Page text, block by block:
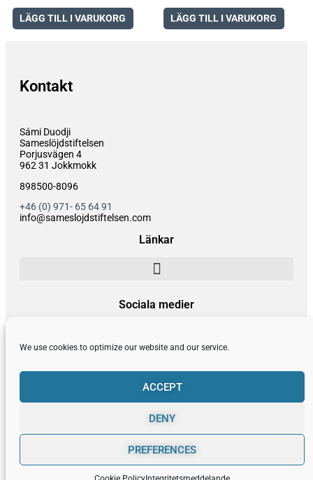
We use cookies to optimize our website and our service.
ACCEPT
DENY
PREFERENCES
LÄGG TILL I VARUKORG LÄGG TILL I VARUKORG
Kontakt
Sámi Duodji
Sameslöjdstiftelsen
Porjusvägen 4
962 31 Jokkmokk
898500-8096
+46 (0) 971- 65 64 91
info@sameslojdstiftelsen.com
Länkar
Sociala medier
a
e
o
n
t
a
g
m
o
t
u
b
e
i
t
r
t
Sámi Duodji Sameslöjdstiftelsen © 2026